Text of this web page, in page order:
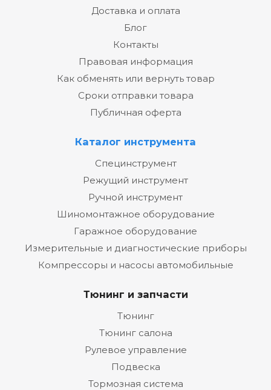
Доставка и оплата
Блог
Контакты
Правовая информация
Как обменять или вернуть товар
Сроки отправки товара
Публичная оферта
Каталог инструмента
Специнструмент
Режущий инструмент
Ручной инструмент
Шиномонтажное оборудование
Гаражное оборудование
Измерительные и диагностические приборы
Компрессоры и насосы автомобильные
Тюнинг и запчасти
Тюнинг
Тюнинг салона
Рулевое управление
Подвеска
Тормозная система